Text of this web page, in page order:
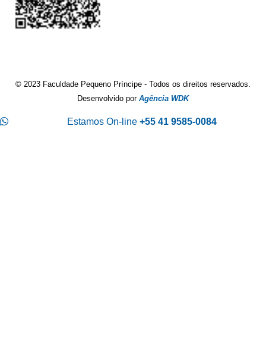
© 2023 Faculdade Pequeno Príncipe - Todos os direitos reservados.
Desenvolvido por Agência WDK
Estamos On-line +55 41 9585-0084